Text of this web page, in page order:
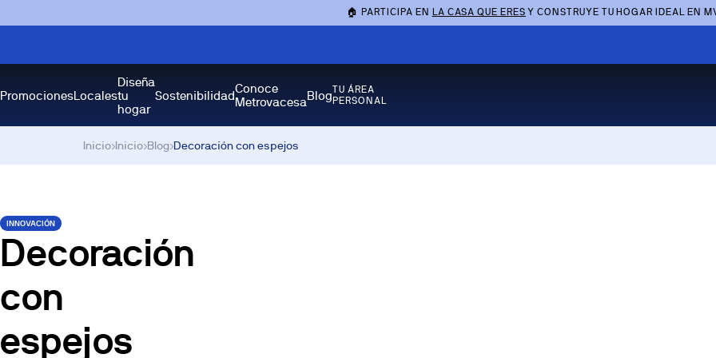
🏠 PARTICIPA EN LA CASA QUE ERES Y CONSTRUYE TU HOGAR IDEAL EN
PromocionesLocales
Diseña
tu
hogar
SostenibilidadConoce
MetrovacesaBlogTU ÁREA
PERSONAL
Inicio›Inicio›Blog›Decoración con espejos
INNOVACIÓN
Decoración
con
espejos